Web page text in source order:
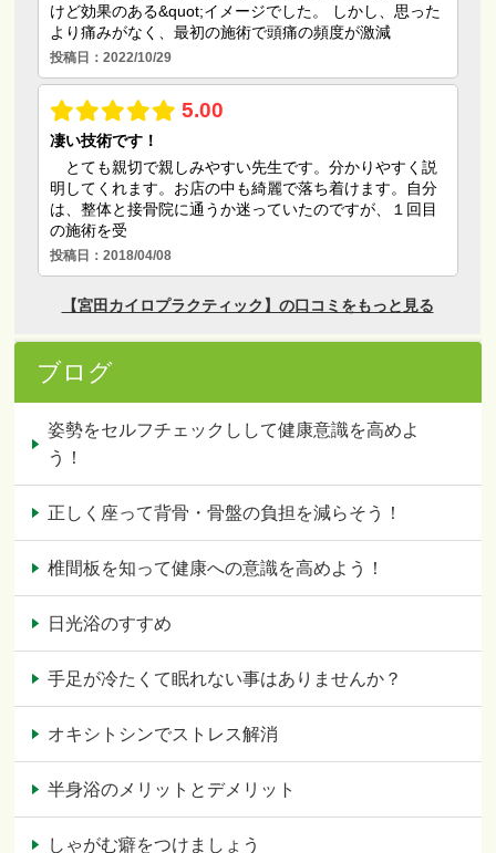
ブログ
姿勢をセルフチェックしして健康意識を高めよ
う！
正しく座って背骨・骨盤の負担を減らそう！
椎間板を知って健康への意識を高めよう！
日光浴のすすめ
手足が冷たくて眠れない事はありませんか？
オキシトシンでストレス解消
半身浴のメリットとデメリット
しゃがむ癖をつけましょう